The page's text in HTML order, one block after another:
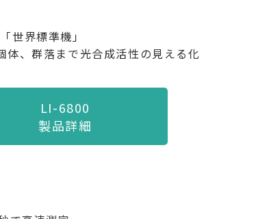
世界標準機」
体、群落まで光合成活性の見える化
LI-6800
製品詳細